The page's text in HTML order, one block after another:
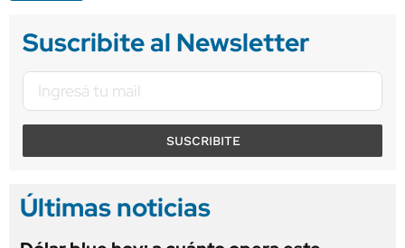
Suscribite al Newsletter
SUSCRIBITE
Últimas noticias